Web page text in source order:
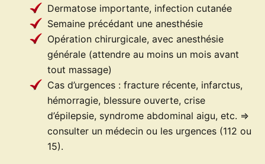
Dermatose importante, infection cutanée
Semaine précédant une anesthésie
Opération chirurgicale, avec anesthésie
générale (attendre au moins un mois avant
tout massage)
Cas d’urgences : fracture récente, infarctus,
hémorragie, blessure ouverte, crise
d’épilepsie, syndrome abdominal aigu, etc. =>
consulter un médecin ou les urgences (112 ou
15).